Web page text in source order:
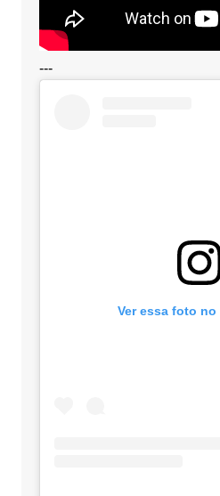
---
Ver essa foto